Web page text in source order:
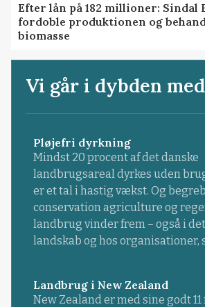
Efter lån på 182 millioner: Sindal
fordoble produktionen og
biomasse
Vi går i dybden
Pløjefri dyrkning
Mindst 20 procent af det danske
landbrugsareal dyrkes uden
er et tal i hastig vækst. Og
conservation agriculture og
landbrug vinder frem – også i
landskab og hos organisationer,
Landbrug i New Zealand
New Zealand er med sine godt